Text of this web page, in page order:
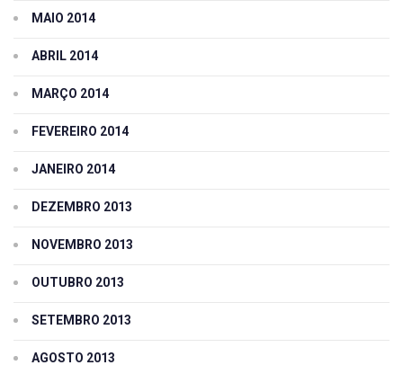
MAIO 2014
ABRIL 2014
MARÇO 2014
FEVEREIRO 2014
JANEIRO 2014
DEZEMBRO 2013
NOVEMBRO 2013
OUTUBRO 2013
SETEMBRO 2013
AGOSTO 2013